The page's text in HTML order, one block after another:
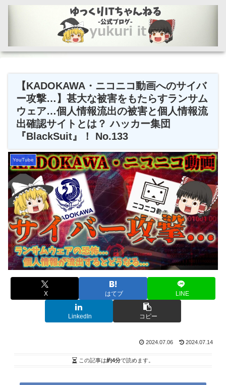
【KADOKAWA・ニコニコ動画へのサイバ
ー攻撃…】甚大な被害をもたらすランサム
ウェア…個人情報流出の被害と個人情報流
出確認サイトとは？ ハッカー集団
『BlackSuit』！ No.133
YouTube
X はてブ LINE
LinkedIn コピー
2024.07.06 2024.07.14
この記事は約4分で読めます。